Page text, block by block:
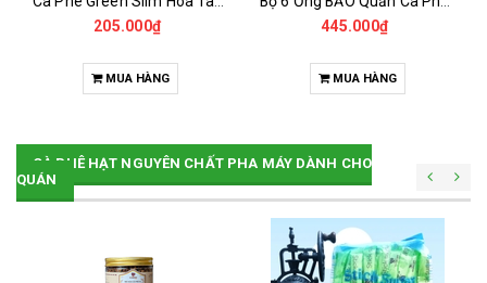
205.000₫
MUA HÀNG
445.000₫
MUA HÀNG
CÀ PHÊ HẠT NGUYÊN CHẤT PHA MÁY DÀNH CHO
QUÁN